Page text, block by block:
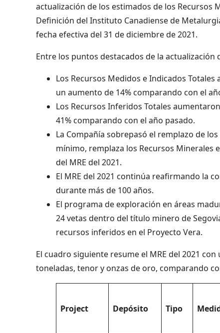
actualización de los estimados de los Recursos
Definición del Instituto Canadiense de
fecha efectiva del 31 de diciembre de 2021.
Entre los puntos destacados de la actualización
Los Recursos Medidos e Indicados
un aumento de 14% comparando con el
Los Recursos Inferidos Totales
41% comparando con el año pasado.
La Compañía sobrepasó el remplazo de
mínimo, remplaza los Recursos Minerales
del MRE del 2021.
El MRE del 2021 continúa reafirmando la
durante más de 100 años.
El programa de exploración en áreas
24 vetas dentro del título minero de
recursos inferidos en el Proyecto Vera.
El cuadro siguiente resume el MRE del 2021
toneladas, tenor y onzas de oro, comparando
Project Depósito Tipo